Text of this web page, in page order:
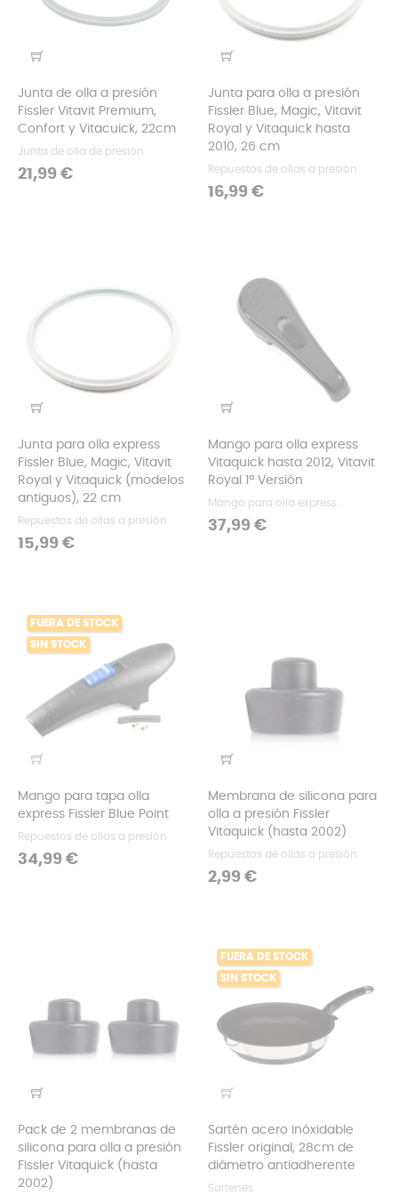
Junta de olla a presión
Fissler Vitavit Premium,
Confort y Vitacuick, 22cm
Junta de olla de presión
Precio
21,99 €
Junta para olla a presión
Fissler Blue, Magic, Vitavit
Royal y Vitaquick hasta
2010, 26 cm
Repuestos de ollas a presión
Precio
16,99 €
Junta para olla express
Fissler Blue, Magic, Vitavit
Royal y Vitaquick (modelos
antiguos), 22 cm
Repuestos de ollas a presión
Precio
15,99 €
Mango para olla express
Vitaquick hasta 2012, Vitavit
Royal 1ª Versión
Mango para olla express
Precio
37,99 €
FUERA DE STOCK
SIN STOCK
Mango para tapa olla
express Fissler Blue Point
Repuestos de ollas a presión
Precio
34,99 €
Membrana de silicona para
olla a presión Fissler
Vitaquick (hasta 2002)
Repuestos de ollas a presión
Precio
2,99 €
Pack de 2 membranas de
silicona para olla a presión
Fissler Vitaquick (hasta
2002)
FUERA DE STOCK
SIN STOCK
Sartén acero inóxidable
Fissler original, 28cm de
diámetro antiadherente
Sartenes